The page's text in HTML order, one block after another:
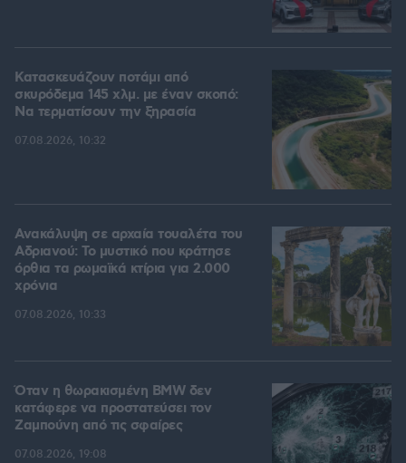
Κατασκευάζουν ποτάμι από
σκυρόδεμα 145 χλμ. με έναν σκοπό:
Να τερματίσουν την ξηρασία
07.08.2026, 10:32
Ανακάλυψη σε αρχαία τουαλέτα του
Αδριανού: Το μυστικό που κράτησε
όρθια τα ρωμαϊκά κτίρια για 2.000
χρόνια
07.08.2026, 10:33
Όταν η θωρακισμένη BMW δεν
κατάφερε να προστατεύσει τον
Ζαμπούνη από τις σφαίρες
07.08.2026, 19:08